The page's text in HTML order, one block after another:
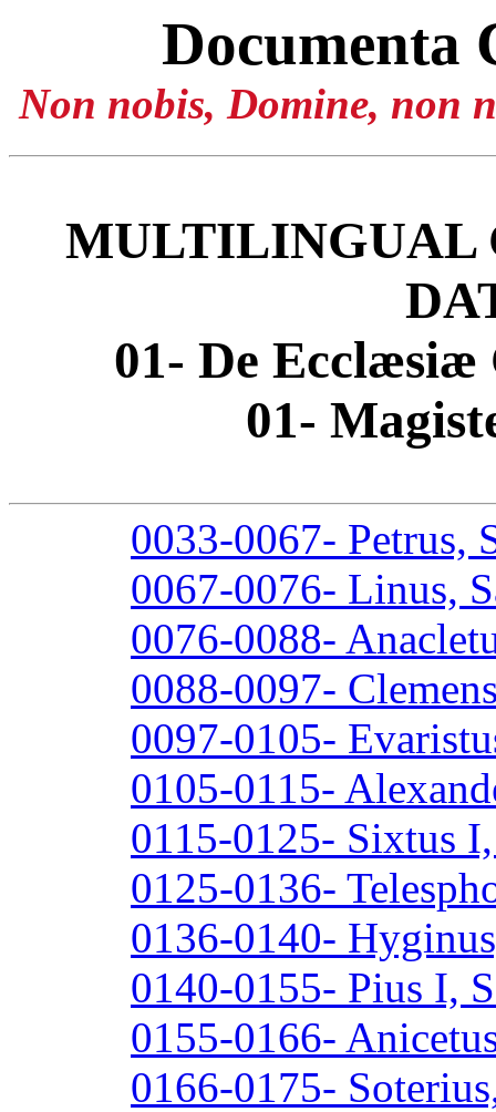
Documenta
Non nobis, Domine, non
MULTILINGUAL
01- De
01-
0033-0067- Petrus,
0067-0076- Linus,
0076-0088-
0088-0097-
0097-0105-
0105-0115-
0115-0125- Sixtus
0125-0136-
0136-0140-
0140-0155- Pius I,
0155-0166-
0166-0175-